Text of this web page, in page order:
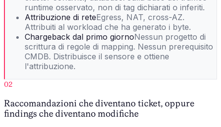
runtime osservato, non di tag dichiarati o inferiti.
Attribuzione di reteEgress, NAT, cross-AZ.
Attribuiti al workload che ha generato i byte.
Chargeback dal primo giornoNessun progetto di
scrittura di regole di mapping. Nessun prerequisito
CMDB. Distribuisce il sensore e ottiene
l'attribuzione.
02
Raccomandazioni che diventano ticket, oppure
findings che diventano modifiche